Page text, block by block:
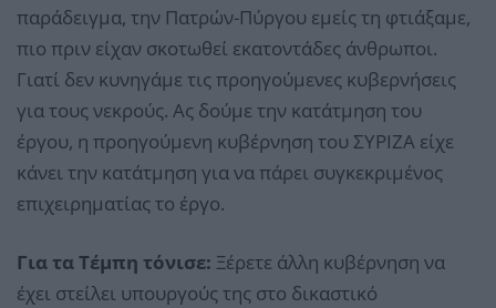
παράδειγμα, την Πατρών-Πύργου εμείς τη φτιάξαμε,
πιο πριν είχαν σκοτωθεί εκατοντάδες άνθρωποι.
Γιατί δεν κυνηγάμε τις προηγούμενες κυβερνήσεις
για τους νεκρούς. Ας δούμε την κατάτμηση του
έργου, η προηγούμενη κυβέρνηση του ΣΥΡΙΖΑ είχε
κάνει την κατάτμηση για να πάρει συγκεκριμένος
επιχειρηματίας το έργο.
Για τα Τέμπη τόνισε: Ξέρετε άλλη κυβέρνηση να
έχει στείλει υπουργούς της στο δικαστικό